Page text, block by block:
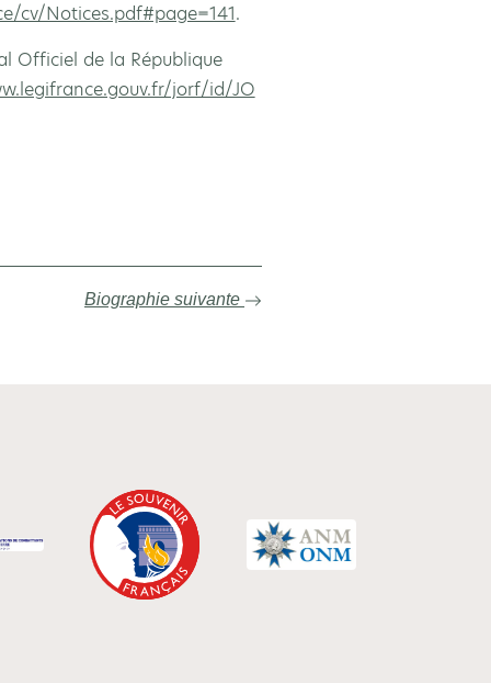
cv/Notices.pdf#page=141.
Officiel de la République
jorf/id/JO
Biographie suivante